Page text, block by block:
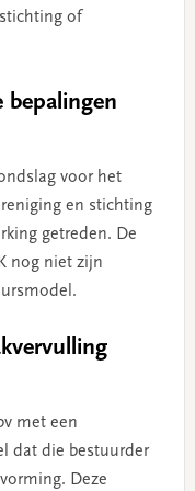
of
bepalingen
voor het
en stichting
getreden. De
nog niet zijn
met een
dat die bestuurder
Deze